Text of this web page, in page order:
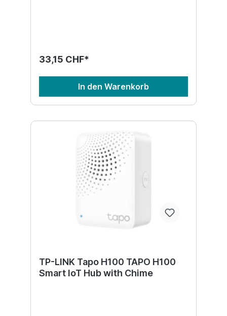
33,15 CHF*
In den Warenkorb
TP-LINK Tapo H100 TAPO H100
Smart IoT Hub with Chime